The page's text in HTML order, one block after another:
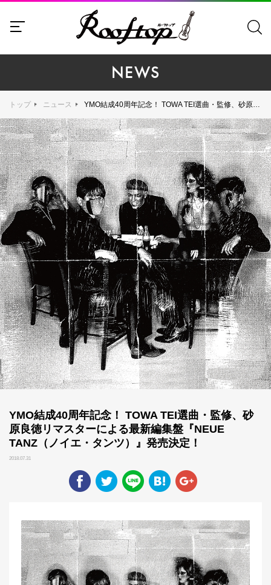
NEWS
トップ ニュース YMO結成40周年記念！ TOWA TEI選曲・監修、砂原良徳リマスターによる最新編集盤『NEUE TANZ（ノイエ・タンツ）』発売決定！
YMO結成40周年記念！ TOWA TEI選曲・監修、砂
原良徳リマスターによる最新編集盤『NEUE
TANZ（ノイエ・タンツ）』発売決定！
2018.07.31